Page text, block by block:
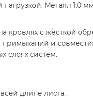
Металл 1.0
с жёсткой
и
слоях систем.
длине листа.